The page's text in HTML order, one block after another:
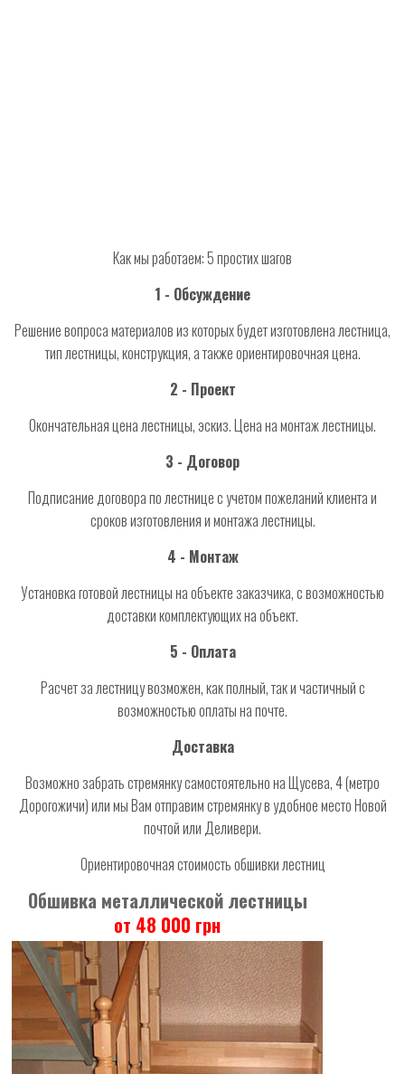
Как мы работаем: 5 простих шагов
1 - Обсуждение
Решение вопроса материалов из которых будет изготовлена ​​лестница,
тип лестницы, конструкция, а также ориентировочная цена.
2 - Проект
Окончательная цена лестницы, эскиз. Цена на монтаж лестницы.
3 - Договор
Подписание договора по лестнице с учетом пожеланий клиента и
сроков изготовления и монтажа лестницы.
4 - Монтаж
Установка готовой лестницы на объекте заказчика, с возможностью
доставки комплектующих на объект.
5 - Оплата
Расчет за лестницу возможен, как полный, так и частичный с
возможностью оплаты на почте.
Доставка
Возможно забрать стремянку самостоятельно на Щусева, 4 (метро
Дорогожичи) или мы Вам отправим стремянку в удобное место Новой
почтой или Деливери.
Ориентировочная стоимость обшивки лестниц
Обшивка металлической лестницы
от 48 000 грн